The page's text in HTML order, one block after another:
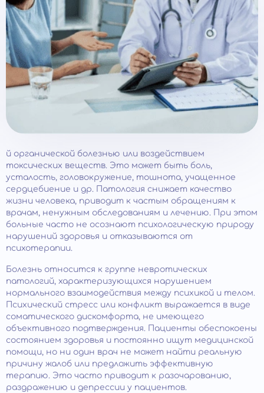
й органической болезнью или воздействием
токсических веществ. Это может быть боль,
усталость, головокружение, тошнота, учащенное
сердцебиение и др. Патология снижает качество
жизни человека, приводит к частым обращениям к
врачам, ненужным обследованиям и лечению. При этом
больные часто не осознают психологическую природу
нарушений здоровья и отказываются от
психотерапии.
Болезнь относится к группе невротических
патологий, характеризующихся нарушением
нормального взаимодействия между психикой и телом.
Психический стресс или конфликт выражается в виде
соматического дискомфорта, не имеющего
объективного подтверждения. Пациенты обеспокоены
состоянием здоровья и постоянно ищут медицинской
помощи, но ни один врач не может найти реальную
причину жалоб или предложить эффективную
терапию. Это часто приводит к разочарованию,
раздражению и депрессии у пациентов.